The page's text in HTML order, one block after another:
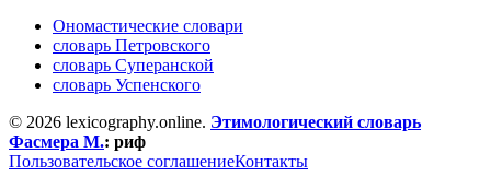
Ономастические словари
словарь Петровского
словарь Суперанской
словарь Успенского
© 2026 lexicography.online. Этимологический словарь
Фасмера М.: риф
Пользовательское соглашениеКонтакты